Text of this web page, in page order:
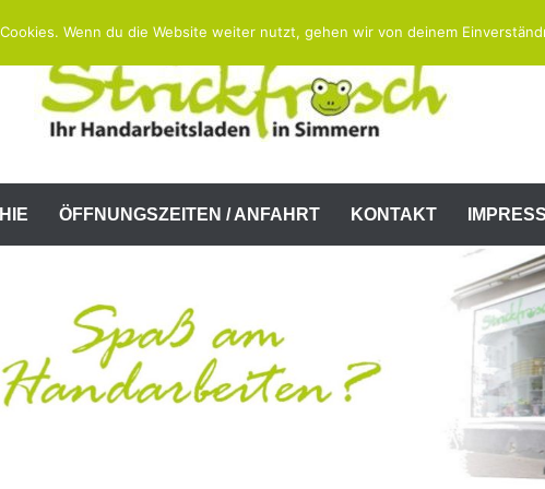
ÖFFNUNGSZEITEN / ANFAHRT KONTAKT
Wenn du die Website weiter nutzt, gehen wir von deinem